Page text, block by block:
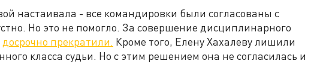
настаивала - все командировки были согласованы с
Но это не помогло. За совершение дисциплинарного
досрочно прекратили. Кроме того, Елену Хахалеву лишили
класса судьи. Но с этим решением она не согласилась и